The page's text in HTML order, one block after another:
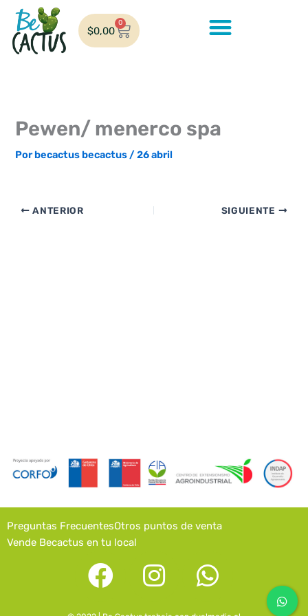
contenido
$0,00
0
Cart
Pewen/ menerco spa
Porbecactus becactus/26 abril
ANTERIOR SIGUIENTE
Preguntas FrecuentesOtros puntos de venta
Vende Becactus en tu local
F
a
I
n
W
h